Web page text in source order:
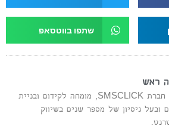
שתפו בווטסאפ
ראש
מנהל חברת SMSCLICK, מומחה לקידום ובניית
ובעל ניסיון של מספר שנים בשיווק